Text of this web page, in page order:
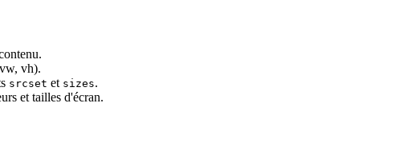
vh).
srcset et sizes.
et tailles d'écran.